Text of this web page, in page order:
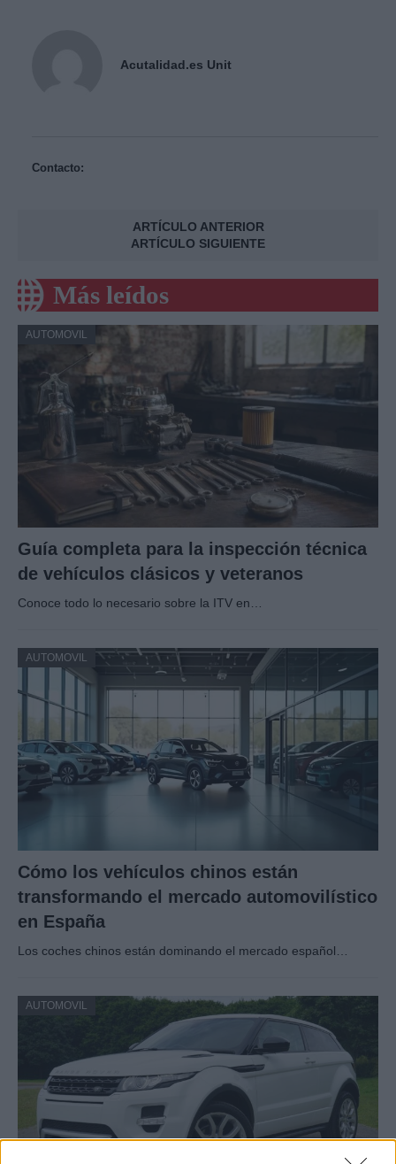
Acutalidad.es Unit
Contacto:
ARTÍCULO ANTERIOR
ARTÍCULO SIGUIENTE
Más leídos
AUTOMOVIL
Guía completa para la inspección técnica
de vehículos clásicos y veteranos
Conoce todo lo necesario sobre la ITV en…
AUTOMOVIL
Cómo los vehículos chinos están
transformando el mercado automovilístico
en España
Los coches chinos están dominando el mercado español…
AUTOMOVIL